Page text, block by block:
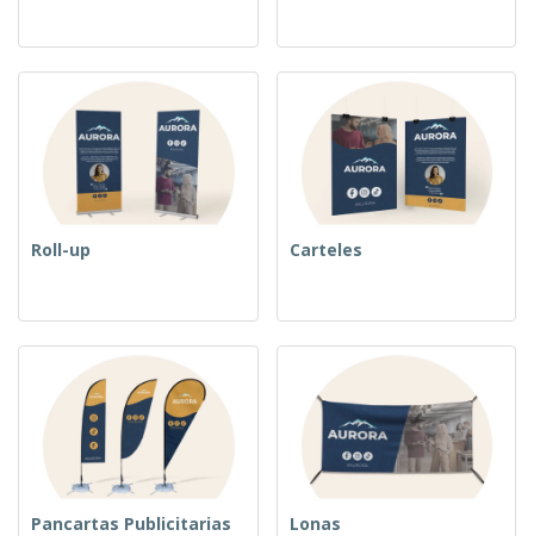
Roll-up Carteles
Pancartas Publicitarias Lonas